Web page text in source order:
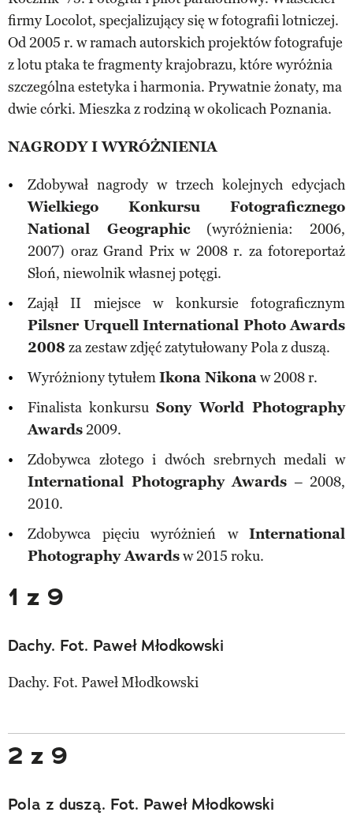
firmy Locolot, specjalizujący się w fotografii lotniczej.
Od 2005 r. w ramach autorskich projektów fotografuje
z lotu ptaka te fragmenty krajobrazu, które wyróżnia
szczególna estetyka i harmonia. Prywatnie żonaty, ma
dwie córki. Mieszka z rodziną w okolicach Poznania.
NAGRODY I WYRÓŻNIENIA
Zdobywał nagrody w trzech kolejnych edycjach
Wielkiego Konkursu Fotograficznego
National Geographic(wyróżnienia: 2006,
2007) oraz Grand Prix w 2008 r. za fotoreportaż
Słoń, niewolnik własnej potęgi.
Zajął II miejsce w konkursie fotograficznym
Pilsner Urquell International Photo Awards
2008 za zestaw zdjęć zatytułowany Pola z duszą.
Wyróżniony tytułemIkona Nikonaw 2008 r.
Finalista konkursu Sony World Photography
Awards2009.
Zdobywca złotego i dwóch srebrnych medali w
International Photography Awards – 2008,
2010.
Zdobywca pięciu wyróżnień w International
Photography Awardsw 2015 roku.
1 z 9
Dachy. Fot. Paweł Młodkowski
Dachy. Fot. Paweł Młodkowski
2 z 9
Pola z duszą. Fot. Paweł Młodkowski